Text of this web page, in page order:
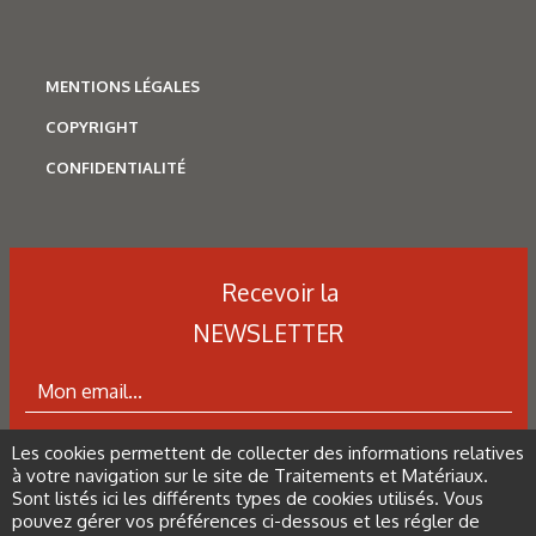
Search by tag result
Search result
MENTIONS LÉGALES
COPYRIGHT
CONFIDENTIALITÉ
Recevoir la
NEWSLETTER
ABONNEZ-VOUS À LA NEWSLETTER
Les cookies permettent de collecter des informations relatives
à votre navigation sur le site de Traitements et Matériaux.
Sont listés ici les différents types de cookies utilisés. Vous
pouvez gérer vos préférences ci-dessous et les régler de